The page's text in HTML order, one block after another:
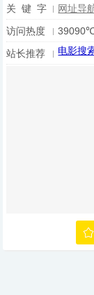
关 键 字
网址导
访问热度
站长推荐
电影搜